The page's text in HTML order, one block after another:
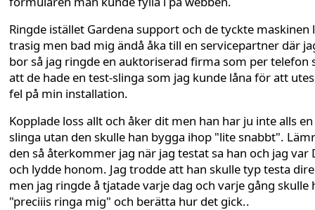
Ringde istället Gardena support och de tyckte maskinen
trasig men bad mig ändå åka till en servicepartner där
bor så jag ringde en auktoriserad firma som per telefon
att de hade en test-slinga som jag kunde låna för att
fel på min installation.
Kopplade loss allt och åker dit men han har ju inte alls en
slinga utan den skulle han bygga ihop "lite snabbt".
den så återkommer jag när jag testat sa han och jag var
och lydde honom. Jag trodde att han skulle typ testa
men jag ringde å tjatade varje dag och varje gång skulle
"preciiis ringa mig" och berätta hur det gick..